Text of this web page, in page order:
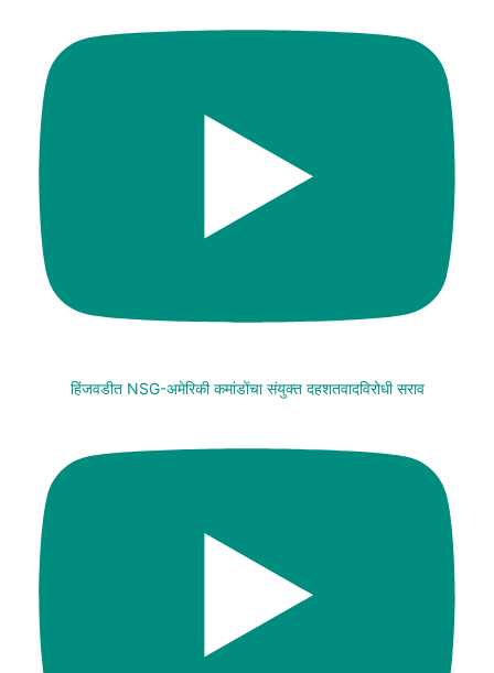
हिंजवडीत NSG-अमेरिकी कमांडोंचा संयुक्त दहशतवादविरोधी सराव